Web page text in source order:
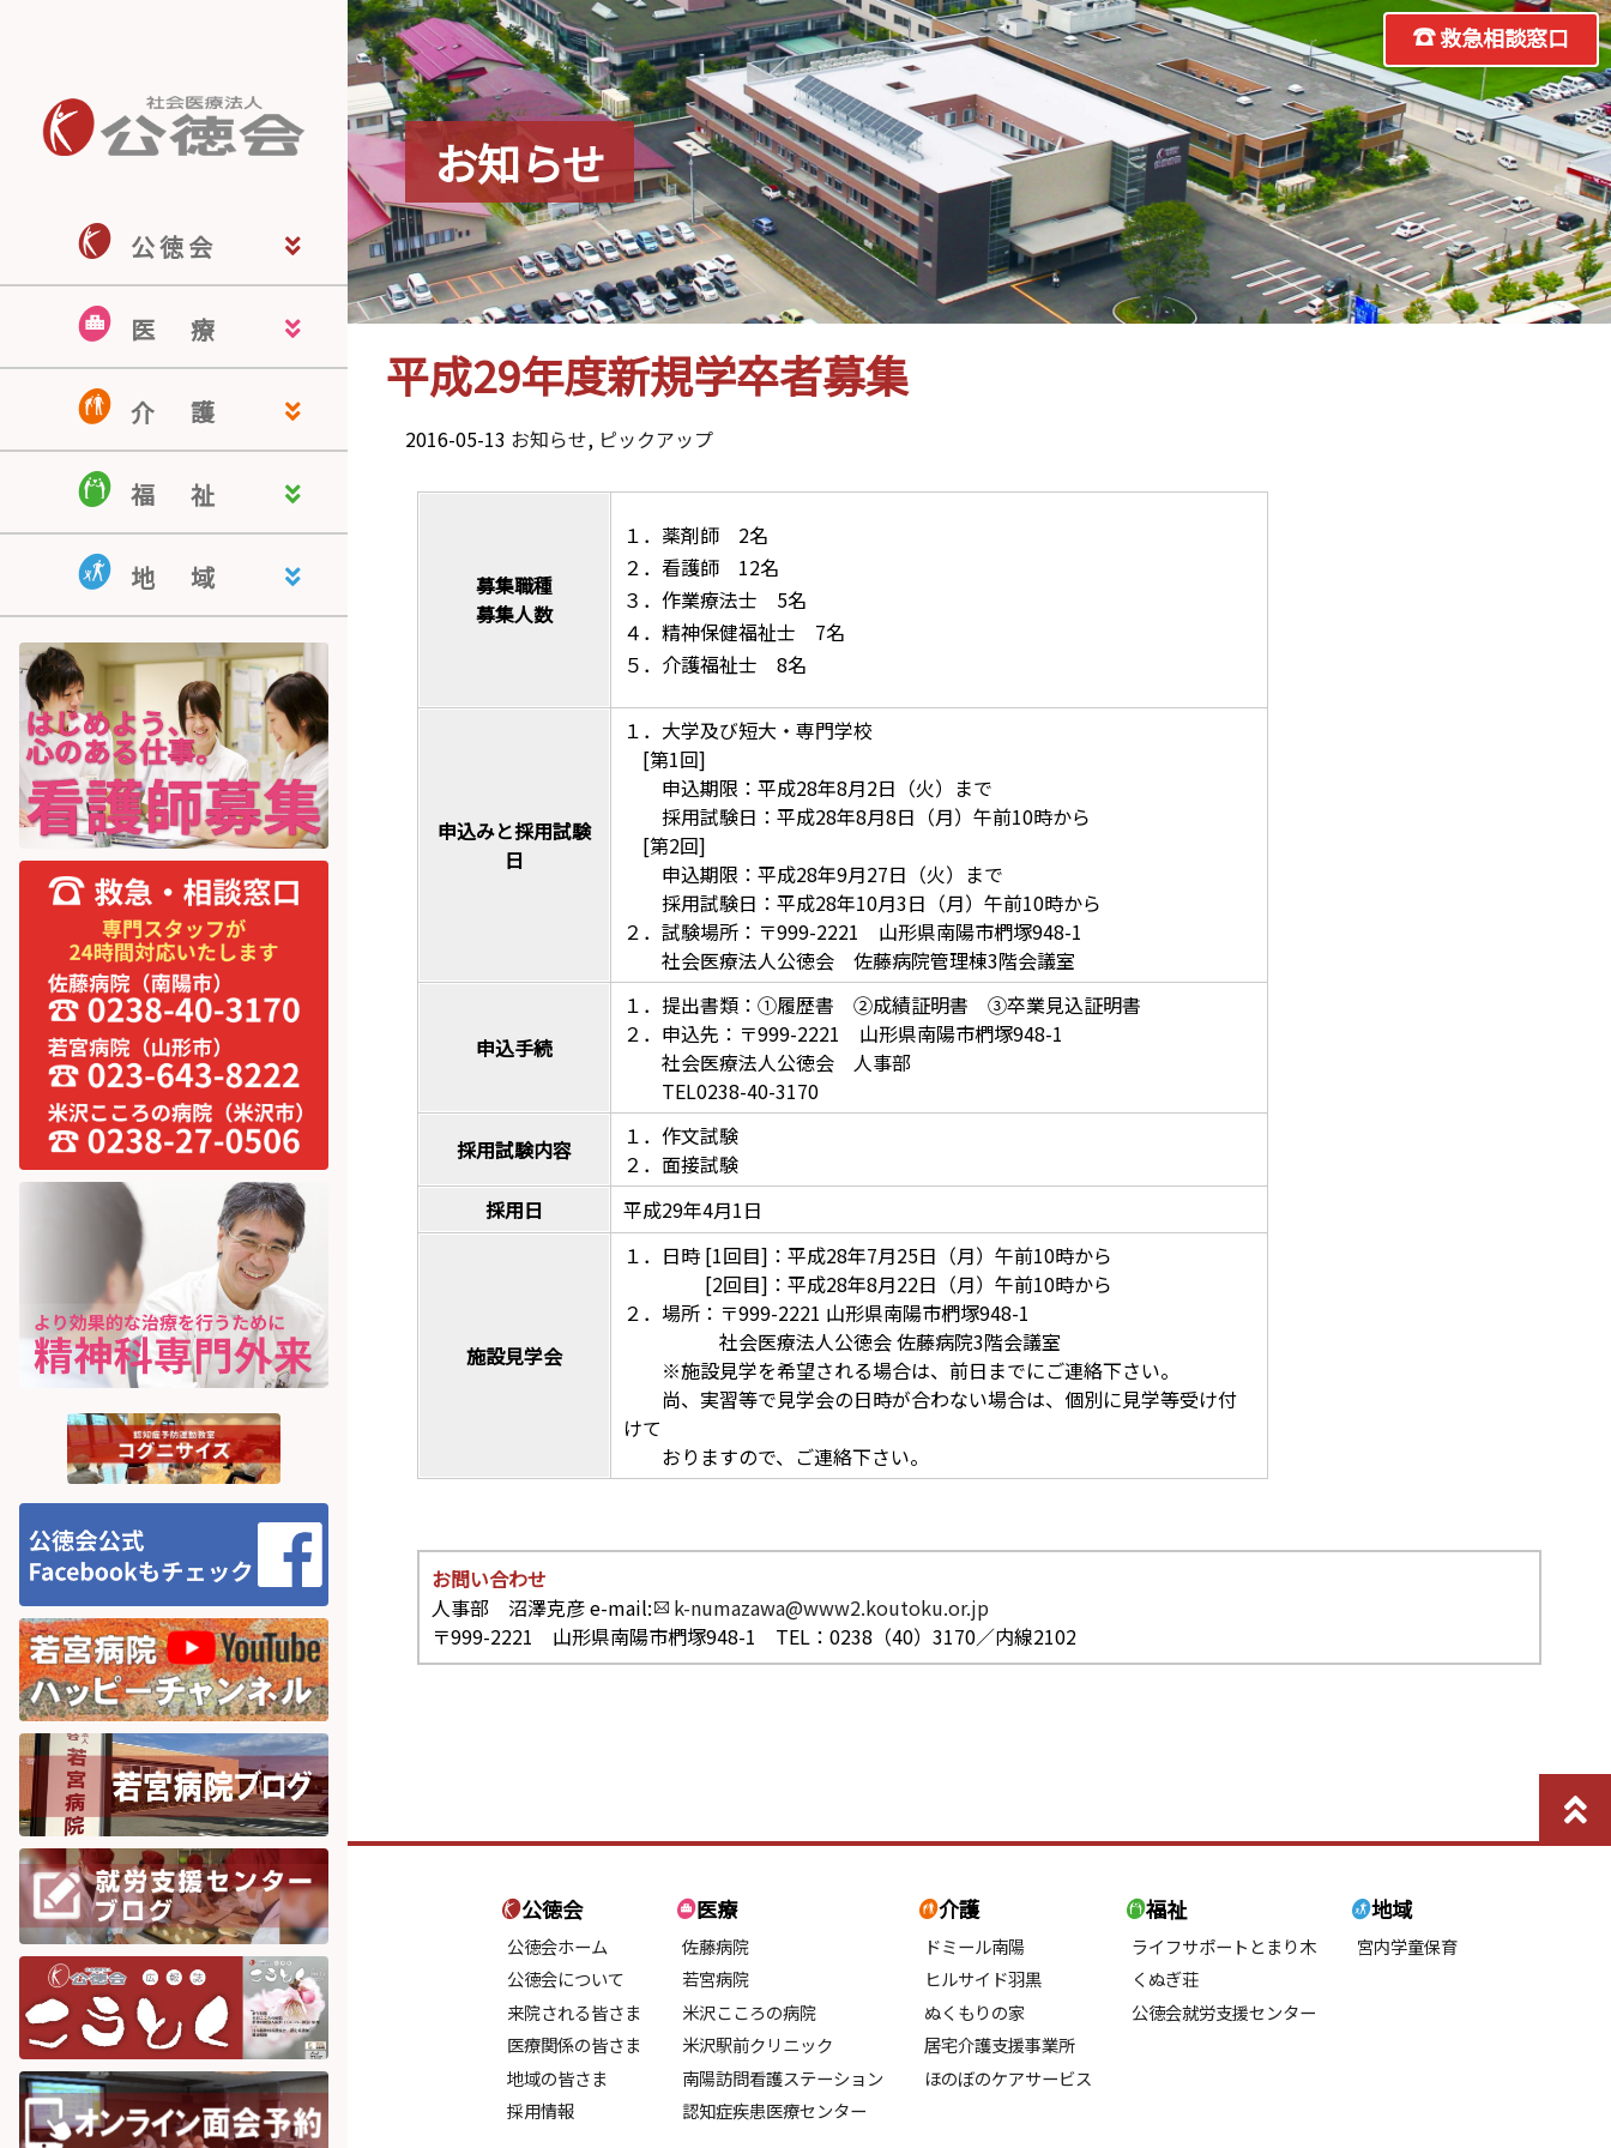
公 徳 会
公徳会ホーム
公徳会について
来院される皆さま
医療関係の皆さま
地域の皆さま
採用情報
医 療
佐藤病院
若宮病院
米沢こころの病院
米沢駅前クリニック
南陽訪問看護ステーション
認知症疾患医療センター
介 護
介護老人保健施設 ドミール南陽
介護付有料老人ホーム ヒルサイ
ド羽黒
認知症対応型共同生活介護 ぬく
もりの家
居宅介護支援事業所
ほのぼのケアサービス
福 祉
地域活動支援センター・指定相
談支援事業所 ライフサポートと
まり木
共同生活援助事業所 くぬぎ荘
就労継続支援B型事業所 公徳会
就労支援センター
地 域
救急相談窓口
お知らせ
平成29年度新規学卒者募集
2016-05-13 お知らせ, ピックアップ
募集職種
募集人数
１．薬剤師 2名
２．看護師 12名
３．作業療法士 5名
４．精神保健福祉士 7名
５．介護福祉士 8名
申込みと採用試験
日
１．大学及び短大・専門学校
[第1回]
申込期限：平成28年8月2日（火）まで
採用試験日：平成28年8月8日（月）午前10時から
[第2回]
申込期限：平成28年9月27日（火）まで
採用試験日：平成28年10月3日（月）午前10時から
２．試験場所：〒999-2221 山形県南陽市椚塚948-1
社会医療法人公徳会 佐藤病院管理棟3階会議室
申込手続
１．提出書類：①履歴書 ②成績証明書 ③卒業見込証明書
２．申込先：〒999-2221 山形県南陽市椚塚948-1
社会医療法人公徳会 人事部
TEL0238-40-3170
採用試験内容
１．作文試験
２．面接試験
採用日
平成29年4月1日
施設見学会
１．日時 [1回目]：平成28年7月25日（月）午前10時から
[2回目]：平成28年8月22日（月）午前10時から
２．場所：〒999-2221 山形県南陽市椚塚948-1
社会医療法人公徳会 佐藤病院3階会議室
※施設見学を希望される場合は、前日までにご連絡下さい。
尚、実習等で見学会の日時が合わない場合は、個別に見学等受け付
けて
おりますので、ご連絡下さい。
お問い合わせ
人事部 沼澤克彦 e-mail:
k-numazawa@www2.koutoku.or.jp
〒999-2221 山形県南陽市椚塚948-1 TEL：0238（40）3170／内線2102
公徳会
公徳会ホーム
公徳会について
来院される皆さま
医療関係の皆さま
地域の皆さま
採用情報
医療
佐藤病院
若宮病院
米沢こころの病院
米沢駅前クリニック
南陽訪問看護ステーション
認知症疾患医療センター
介護
ドミール南陽
ヒルサイド羽黒
ぬくもりの家
居宅介護支援事業所
ほのぼのケアサービス
福祉
ライフサポートとまり木
くぬぎ荘
公徳会就労支援センター
地域
宮内学童保育